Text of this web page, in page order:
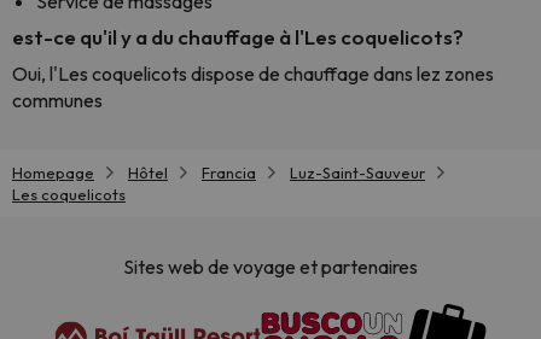
est-ce qu'il y a du chauffage à l'Les coquelicots?
Oui, l'Les coquelicots dispose de chauffage dans lez zones
communes
Homepage Hôtel Francia
Luz-Saint-Sauveur
Les coquelicots
Sites web de voyage et partenaires